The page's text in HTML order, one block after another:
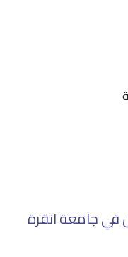
في جامعة انقرة